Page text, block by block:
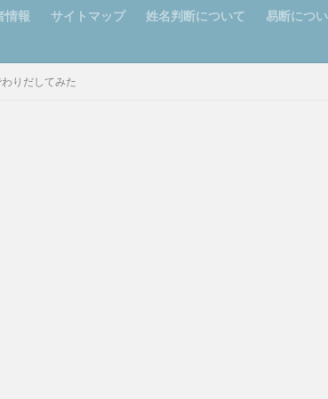
情報 サイトマップ 姓名判断について 易断につ
りだしてみた